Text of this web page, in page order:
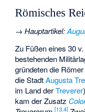
Römisches
→Hauptartikel:
Zu Füßen eines 30
bestehenden
gründeten die
die StadtAugusta
im Land derTreverer
kam der Zusatz
[13.4]